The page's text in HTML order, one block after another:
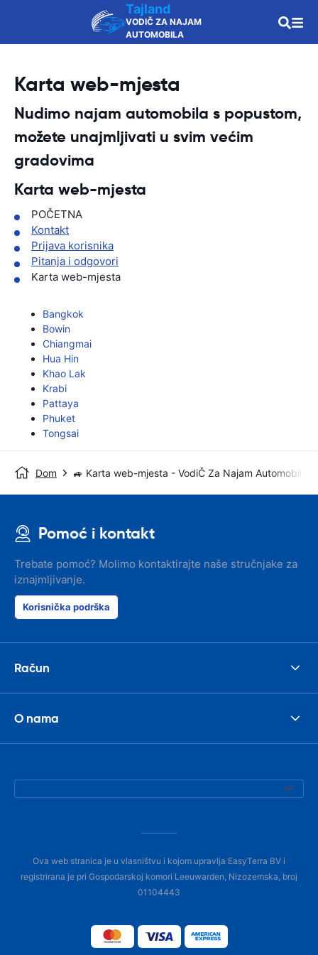
Tajland
VODIČ ZA NAJAM
AUTOMOBILA
Karta web-mjesta
Nudimo najam automobila s popustom,
možete unajmljivati u svim većim
gradovima
Karta web-mjesta
POČETNA
Kontakt
Prijava korisnika
Pitanja i odgovori
Karta web-mjesta
Bangkok
Bowin
Chiangmai
Hua Hin
Khao Lak
Krabi
Pattaya
Phuket
Tongsai
Dom 🚙 Karta web-mjesta - VodiČ Za Najam Automobila
Pomoć i kontakt
Trebate pomoć? Molimo kontaktirajte naše stručnjake za
iznajmljivanje.
Korisnička podrška
Račun
O nama
Ova web stranica je u vlasništvu i kojom upravlja EasyTerra BV i
registrirana je pri Gospodarskoj komori Leeuwarden, Nizozemska, broj
01104443